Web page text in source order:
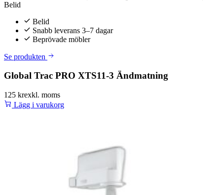
Belid
Snabb leverans 3–7 dagar
Beprövade möbler
Se produkten
Global Trac PRO XTS11-3 Ändmatning
125 krexkl. moms
Lägg i varukorg